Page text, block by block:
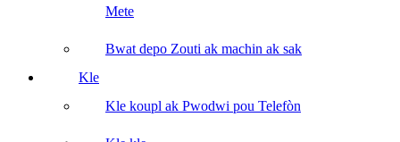
Mete
Bwat depo Zouti ak machin ak sak
Kle
Kle koupl ak Pwodwi pou Telefòn